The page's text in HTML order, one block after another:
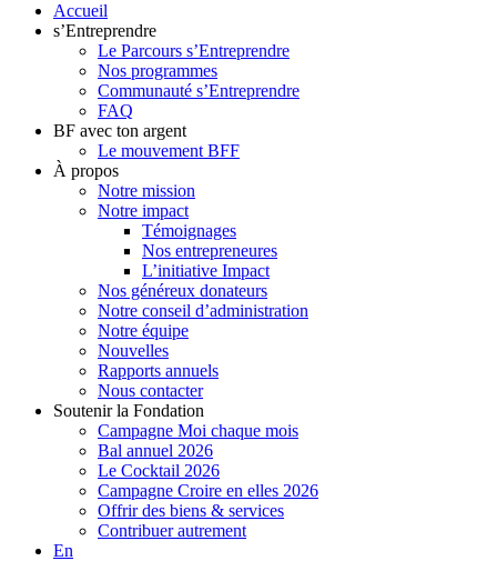
Accueil
s’Entreprendre
Le Parcours s’Entreprendre
Nos programmes
Communauté s’Entreprendre
FAQ
BF avec ton argent
Le mouvement BFF
À propos
Notre mission
Notre impact
Témoignages
Nos entrepreneures
L’initiative Impact
Nos généreux donateurs
Notre conseil d’administration
Notre équipe
Nouvelles
Rapports annuels
Nous contacter
Soutenir la Fondation
Campagne Moi chaque mois
Bal annuel 2026
Le Cocktail 2026
Campagne Croire en elles 2026
Offrir des biens & services
Contribuer autrement
En